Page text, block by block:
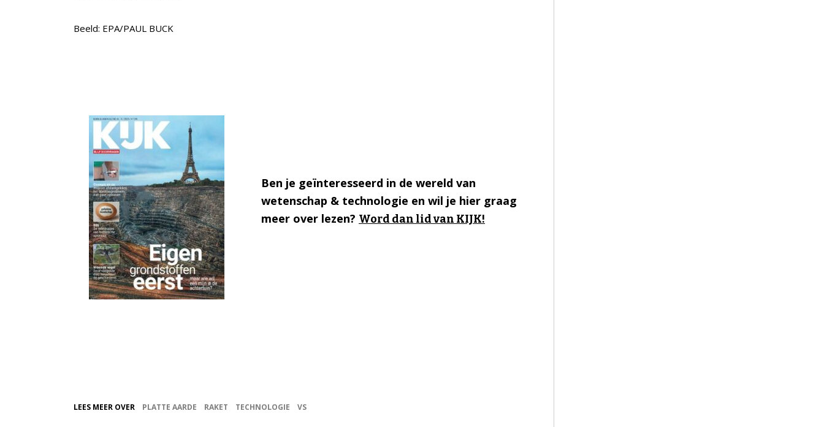
Beeld: EPA/PAUL BUCK
Ben je geïnteresseerd in de wereld van
wetenschap & technologie en wil je hier graag
meer over lezen? Word dan lid van KIJK!
LEES MEER OVER PLATTE AARDE RAKET TECHNOLOGIE VS